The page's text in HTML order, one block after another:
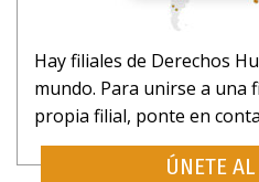
Hay filiales de Derechos
mundo. Para unirse a una
propia filial, ponte en
ÚNETE